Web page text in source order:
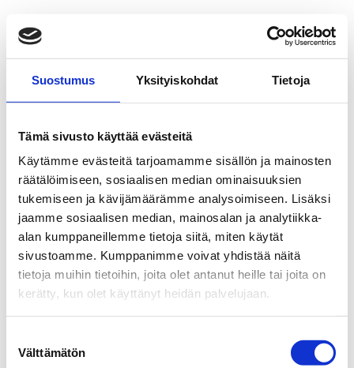
Suostumus Yksityiskohdat Tietoja
Tämä sivusto käyttää evästeitä
Käytämme evästeitä tarjoamamme sisällön ja mainosten
räätälöimiseen, sosiaalisen median ominaisuuksien
tukemiseen ja kävijämäärämme analysoimiseen. Lisäksi
jaamme sosiaalisen median, mainosalan ja analytiikka-
alan kumppaneillemme tietoja siitä, miten käytät
sivustoamme. Kumppanimme voivat yhdistää näitä
tietoja muihin tietoihin, joita olet antanut heille tai joita on
kerätty, kun olet käyttänyt heidän palvelujaan.
valinta
Välttämätön